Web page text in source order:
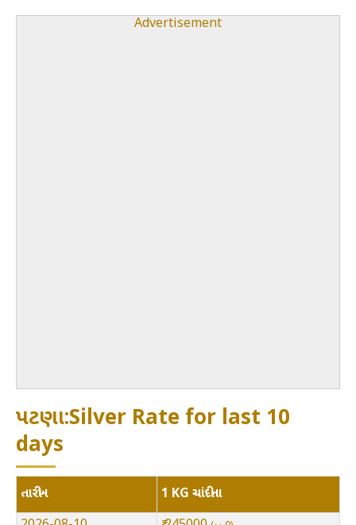
Advertisement
પટણા:Silver Rate for last 10
days
તારીખ
1 KG ચાંદીના